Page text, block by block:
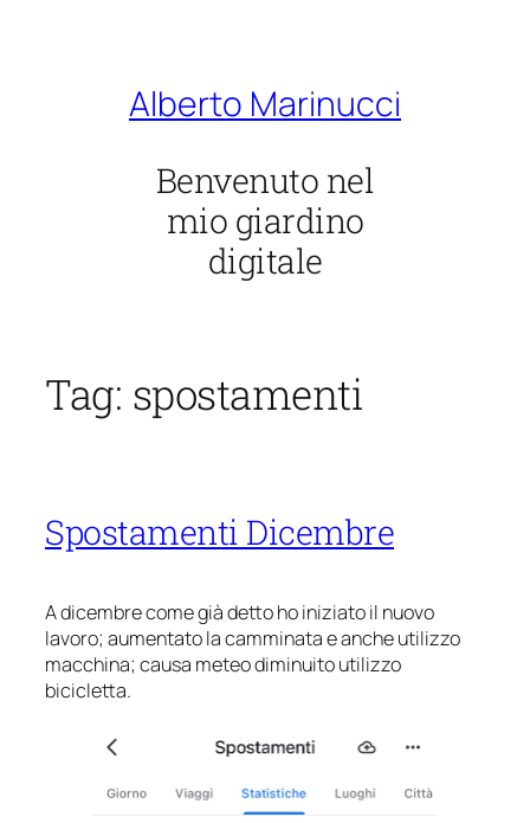
Alberto Marinucci
Benvenuto nel
mio giardino
digitale
Tag: spostamenti
Spostamenti Dicembre
A dicembre come già detto ho iniziato il nuovo
lavoro; aumentato la camminata e anche utilizzo
macchina; causa meteo diminuito utilizzo
bicicletta.